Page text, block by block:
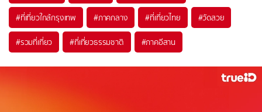
#ที่เที่ยวใกล้กรุงเทพ #ภาคกลาง #ที่เที่ยวไทย #วัดสวย
#รวมที่เที่ยว #ที่เที่ยวธรรมชาติ #ภาคอีสาน